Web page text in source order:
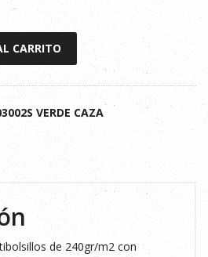
CARRITO
VERDE CAZA
de 240gr/m2 con